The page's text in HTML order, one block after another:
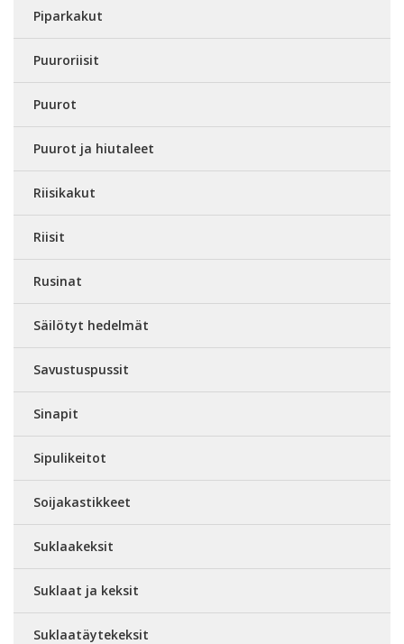
Piparkakut
Puuroriisit
Puurot
Puurot ja hiutaleet
Riisikakut
Riisit
Rusinat
Säilötyt hedelmät
Savustuspussit
Sinapit
Sipulikeitot
Soijakastikkeet
Suklaakeksit
Suklaat ja keksit
Suklaatäytekeksit